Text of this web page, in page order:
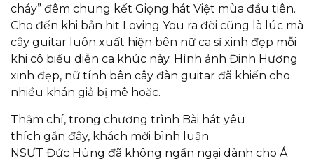
cháy” đêm chung kết Giọng hát Việt mùa đầu tiên.
Cho đến khi bản hit Loving You ra đời cũng là lúc mà
cây guitar luôn xuất hiện bên nữ ca sĩ xinh đẹp mỗi
khi cô biểu diễn ca khúc này. Hình ảnh Đinh Hương
xinh đẹp, nữ tính bên cây đàn guitar đã khiến cho
nhiều khán giả bị mê hoặc.
Thậm chí, trong chương trình Bài hát yêu
thích gần đây, khách mời bình luận
NSƯT Đức Hùng đã không ngần ngại dành cho Á